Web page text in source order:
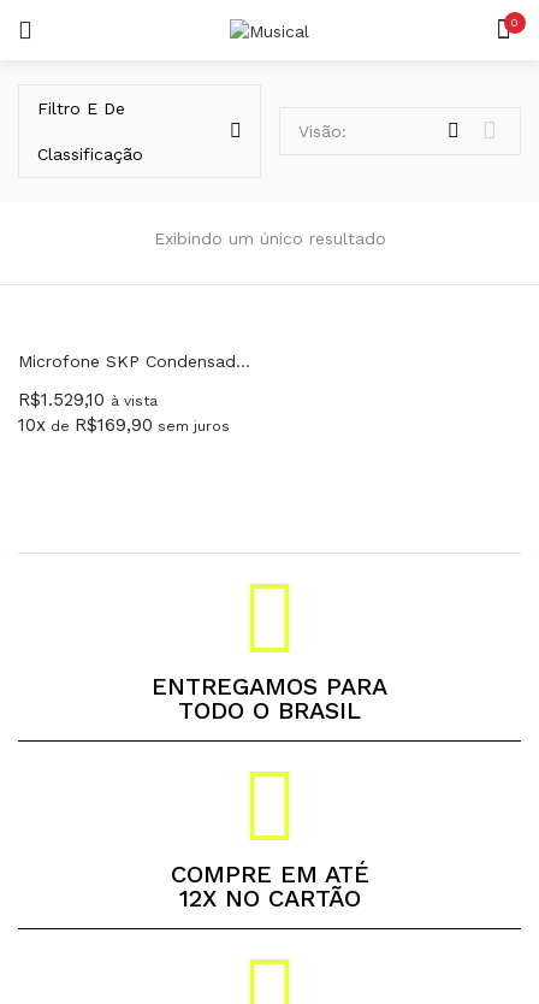
0
Exibindo um único resultado
Filtro E De
Classificação
Visão:
Microfone SKP Condensador Para Studio SKS420 Series
R$1.529,10 à vista
10x de R$169,90 sem juros
ENTREGAMOS PARA
TODO O BRASIL
COMPRE EM ATÉ
12X NO CARTÃO